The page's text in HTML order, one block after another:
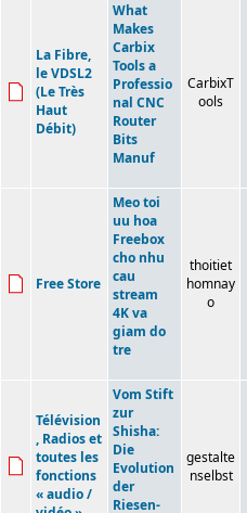
La Fibre,
le VDSL2
(Le Très
Haut
Débit)
What
Makes
Carbix
Tools a
Professio
nal CNC
Router
Bits
Manuf
CarbixT
ools
Free Store
Meo toi
uu hoa
Freebox
cho nhu
cau
stream
4K va
giam do
tre
thoitiet
homnay
o
Télévision
, Radios et
toutes les
fonctions
« audio /
Vom Stift
zur
Shisha:
Die
Evolution
der
Riesen-
gestalte
nselbst